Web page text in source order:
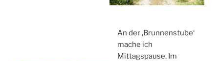
An der ‚Brunnenstube‘
mache ich
Mittagspause. Im